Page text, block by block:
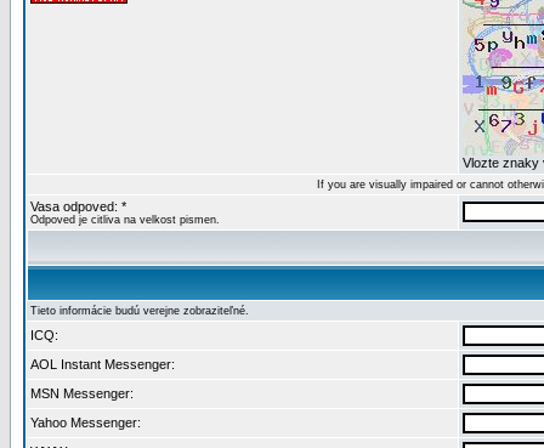
Vlozte znaky
If you are visually impaired or cannot
Vasa odpoved: *
Odpoved je citliva na velkost pismen.
Tieto informácie budú verejne zobraziteľné.
ICQ:
AOL Instant Messenger:
MSN Messenger:
Yahoo Messenger: